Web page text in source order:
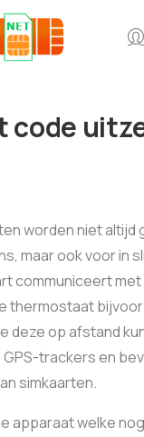
code
worden niet altijd
maar ook voor in
communiceert
thermostaat
deze op afstand
trackers en
simkaarten.
apparaat welke